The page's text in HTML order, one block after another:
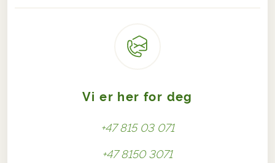
Vi er her for deg
+47 815 03 071
+47 8150 3071